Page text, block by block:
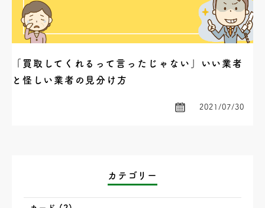
「買取してくれるって言ったじゃない」いい業者
と怪しい業者の見分け方
2021/07/30
カテゴリー